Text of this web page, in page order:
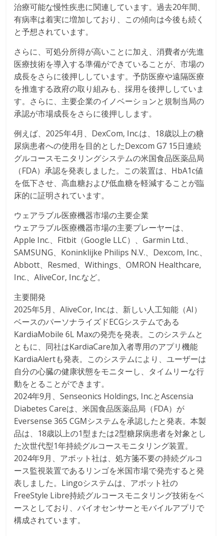
治療可能な慢性疾患に関連しています。過去20年間、
有病率は着実に増加しており、この傾向は今後も続く
と予想されています。
さらに、可処分所得が高いことに加え、消費者が先進
医療技術を導入する準備ができていることが、市場の
成長をさらに後押ししています。予防医療や遠隔医療
を推進する政府の取り組みも、採用を後押ししていま
す。さらに、主要企業のイノベーションと規制当局の
承認が市場成長をさらに後押しします。
例えば、2025年4月、DexCom, Inc.は、18歳以上の糖
尿病患者への使用を目的としたDexcom G7 15日連続
グルコースモニタリングシステムの米国食品医薬品局
（FDA）承認を発表しました。この装置は、HbA1c値
を低下させ、高血糖および低血糖を軽減することが臨
床的に証明されています。
ウェアラブル医療機器市場の主要企業
ウェアラブル医療機器市場の主要プレーヤーは、
Apple Inc.、Fitbit（Google LLC）、Garmin Ltd.、
SAMSUNG、Koninklijke Philips N.V.、Dexcom, Inc.、
Abbott、Resmed、Withings、OMRON Healthcare,
Inc.、AliveCor, Inc.など。
主要開発
2025年5月、AliveCor, Inc.は、新しい人工知能（AI）
ベースのパーソナライズドECGシステムである
KardiaMobile 6L Maxの発売を発表。このシステムと
ともに、同社はKardiaCare加入者専用のアプリ機能
KardiaAlertも発表。このシステムにより、ユーザーは
自分の心臓の健康状態をモニターし、タイムリーな行
動をとることができます。
2024年9月、Senseonics Holdings, Inc.とAscensia
Diabetes Careは、米国食品医薬品局（FDA）が
Eversense 365 CGMシステムを承認したと発表。本製
品は、18歳以上の1型または2型糖尿病患者を対象とし
た次世代型1年持続グルコースモニタリング装置。
2024年9月、アボット社は、処方箋不要の持続グルコ
ース監視装置であるリンゴを米国市場で発売すると発
表しました。Lingoシステムは、アボット社の
FreeStyle Libre持続グルコースモニタリング技術をベ
ースとしており、バイオセンサーとモバイルアプリで
構成されています。